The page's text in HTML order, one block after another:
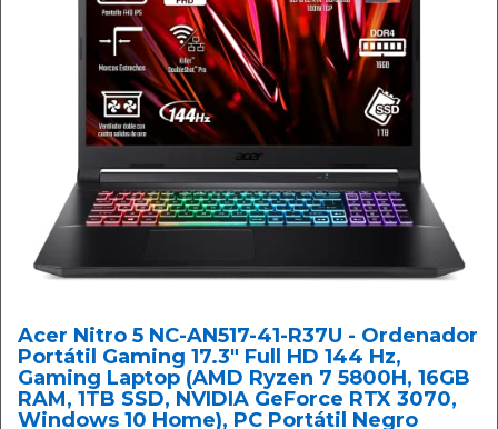
Acer Nitro 5 NC-AN517-41-R37U - Ordenador
Portátil Gaming 17.3" Full HD 144 Hz,
Gaming Laptop (AMD Ryzen 7 5800H, 16GB
RAM, 1TB SSD, NVIDIA GeForce RTX 3070,
Windows 10 Home), PC Portátil Negro